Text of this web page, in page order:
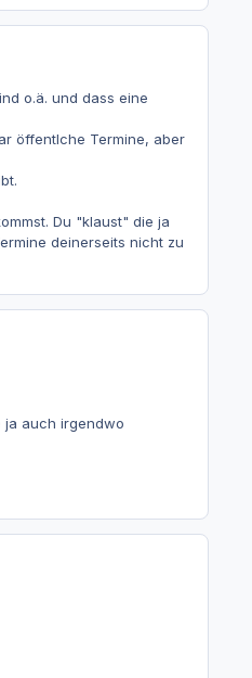
o.ä. und dass eine
öffentlche Termine, aber
Du "klaust" die ja
deinerseits nicht zu
ja auch irgendwo